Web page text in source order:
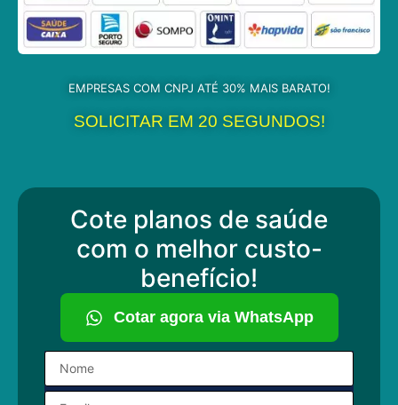
EMPRESAS COM CNPJ ATÉ 30% MAIS BARATO!
SOLICITAR EM 20 SEGUNDOS!
Cote planos de saúde
com o melhor custo-
benefício!
Cotar agora via WhatsApp